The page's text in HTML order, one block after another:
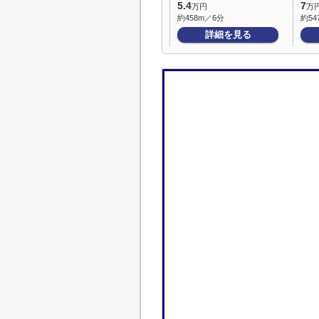
5.4万円
約458m／6分
詳細を見る
7万
約